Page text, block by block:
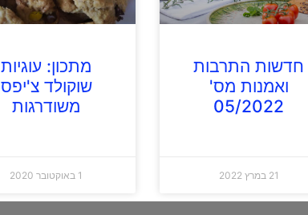
חדשות התרבות
ואמנות מס'
05/2022
21 במרץ 2022
מתכון: עוגיות
שוקולד צ'יפס
משודרגות
1 באוקטובר 2020